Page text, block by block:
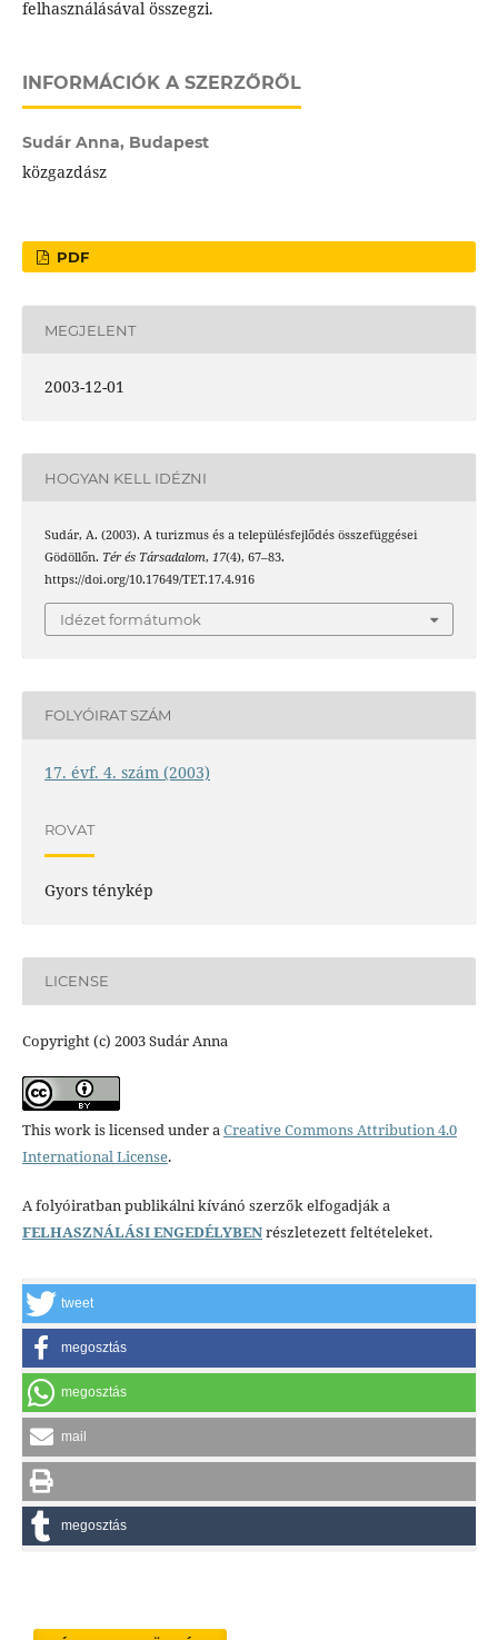
felhasználásával összegzi.
INFORMÁCIÓK A SZERZŐRŐL
Sudár Anna, Budapest
közgazdász
PDF
MEGJELENT
2003-12-01
HOGYAN KELL IDÉZNI
Sudár, A. (2003). A turizmus és a településfejlődés összefüggései
Gödöllőn. Tér és Társadalom, 17(4), 67–83.
https://doi.org/10.17649/TET.17.4.916
Idézet formátumok
FOLYÓIRAT SZÁM
17. évf. 4. szám (2003)
ROVAT
Gyors ténykép
LICENSE
Copyright (c) 2003 Sudár Anna
This work is licensed under aCreative Commons Attribution 4.0
International License.
A folyóiratban publikálni kívánó szerzők elfogadják a
FELHASZNÁLÁSI ENGEDÉLYBENrészletezett feltételeket.
tweet
megosztás
megosztás
mail
megosztás